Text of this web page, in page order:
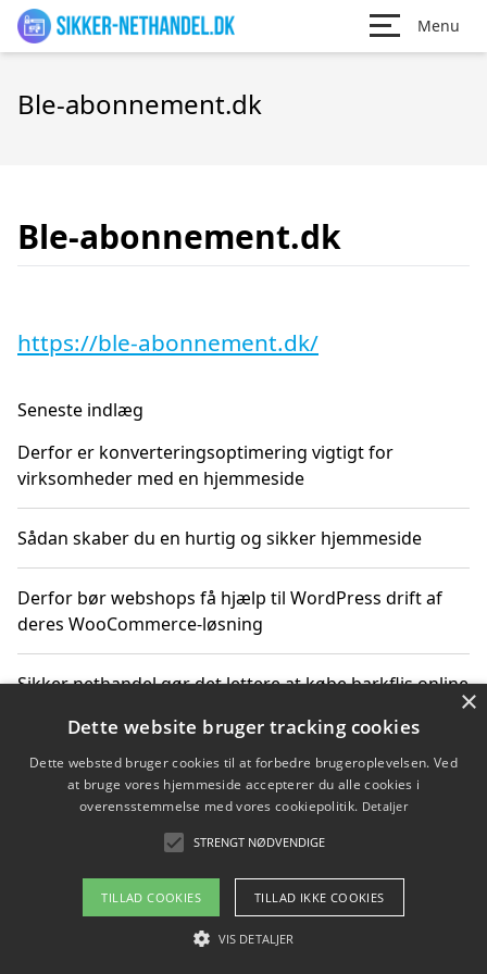
Menu
Ble-abonnement.dk
Ble-abonnement.dk
https://ble-abonnement.dk/
Seneste indlæg
Derfor er konverteringsoptimering vigtigt for
virksomheder med en hjemmeside
Sådan skaber du en hurtig og sikker hjemmeside
Derfor bør webshops få hjælp til WordPress drift af
deres WooCommerce-løsning
Sikker nethandel gør det lettere at købe barkflis online
Ting du bør vide før du vælger webbureau i Aarhus
Copyright 2026 - Pilanto Aps
Om / kontakt
Blog Betingelser
×
Dette website bruger tracking cookies
Dette websted bruger cookies til at forbedre brugeroplevelsen. Ved
at bruge vores hjemmeside accepterer du alle cookies i
overensstemmelse med vores cookiepolitik. Detaljer
STRENGT NØDVENDIGE
TILLAD COOKIES TILLAD IKKE COOKIES
VIS DETALJER